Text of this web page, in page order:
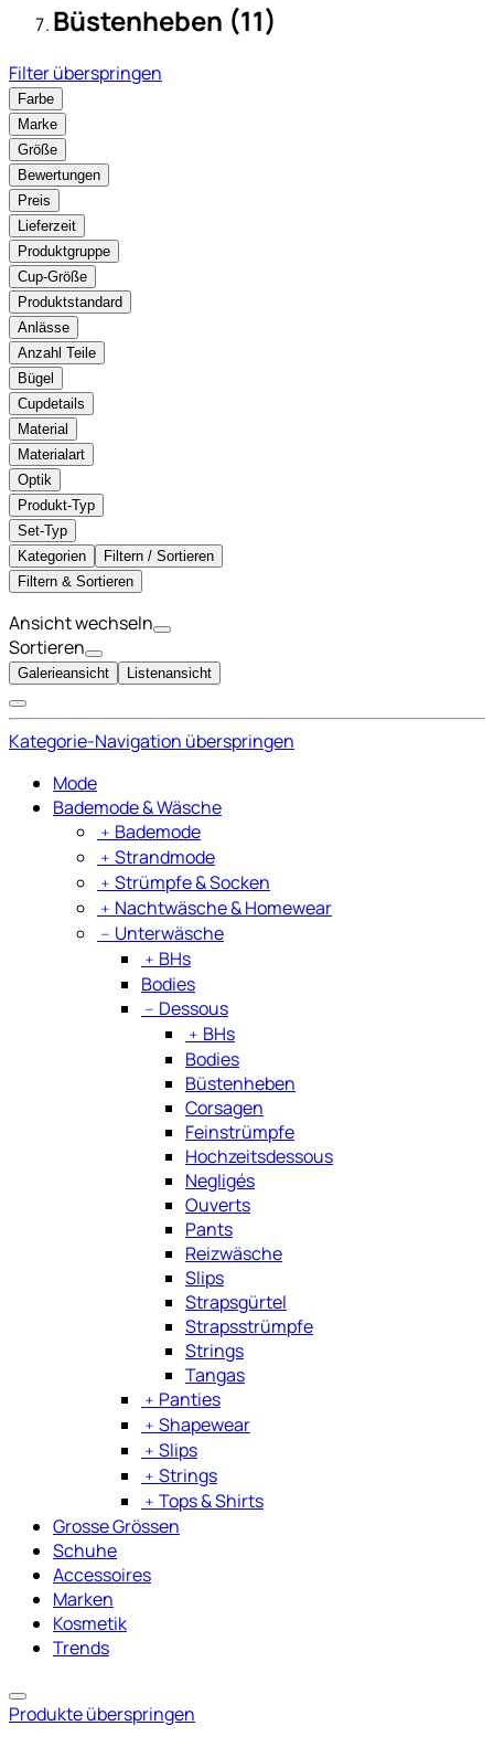
Büstenheben (11)
Filter überspringen
Farbe
Marke
Größe
Bewertungen
Preis
Lieferzeit
Produktgruppe
Cup-Größe
Produktstandard
Anlässe
Anzahl Teile
Bügel
Cupdetails
Material
Materialart
Optik
Produkt-Typ
Set-Typ
Kategorien
Filtern / Sortieren
Filtern & Sortieren
Ansicht wechseln
Sortieren
Galerieansicht Listenansicht
Kategorie-Navigation überspringen
Mode
Bademode & Wäsche
﹢ Bademode
﹢ Strandmode
﹢ Strümpfe & Socken
﹢ Nachtwäsche & Homewear
﹣ Unterwäsche
﹢ BHs
Bodies
﹣ Dessous
﹢ BHs
Bodies
Büstenheben
Corsagen
Feinstrümpfe
Hochzeitsdessous
Negligés
Ouverts
Pants
Reizwäsche
Slips
Strapsgürtel
Strapsstrümpfe
Strings
Tangas
﹢ Panties
﹢ Shapewear
﹢ Slips
﹢ Strings
﹢ Tops & Shirts
Grosse Grössen
Schuhe
Accessoires
Marken
Kosmetik
Trends
Produkte überspringen